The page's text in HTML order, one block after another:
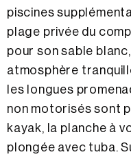
piscines
plage privée du
pour son sable
atmosphère
les longues
non motorisés sont
kayak, la planche à
plongée avec tuba.